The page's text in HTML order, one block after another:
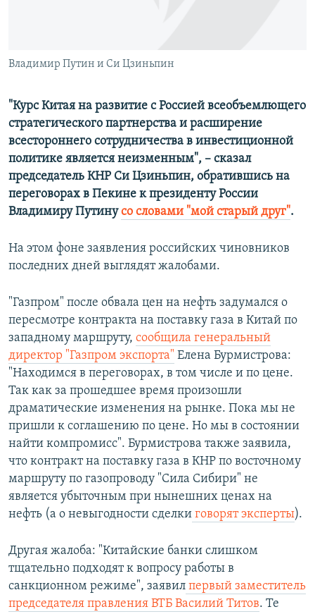
ЧИТАЕМ ПРЕССУ
Все сайты РСЕ/РС
Владимир Путин и Си Цзиньпин
"Курс Китая на развитие с Россией всеобъемлющего
стратегического партнерства и расширение
всестороннего сотрудничества в инвестиционной
политике является неизменным", – сказал
председатель КНР Си Цзиньпин, обратившись на
переговорах в Пекине к президенту России
Владимиру Путинусо словами "мой старый друг".
На этом фоне заявления российских чиновников
последних дней выглядят жалобами.
"Газпром" после обвала цен на нефть задумался о
пересмотре контракта на поставку газа в Китай по
западному маршруту, сообщила генеральный
директор "Газпром экспорта" Елена Бурмистрова:
"Находимся в переговорах, в том числе и по цене.
Так как за прошедшее время произошли
драматические изменения на рынке. Пока мы не
пришли к соглашению по цене. Но мы в состоянии
найти компромисс". Бурмистрова также заявила,
что контракт на поставку газа в КНР по восточному
маршруту по газопроводу "Сила Сибири" не
является убыточным при нынешних ценах на
нефть (а о невыгодности сделки говорят эксперты).
Другая жалоба: "Китайские банки слишком
тщательно подходят к вопросу работы в
санкционном режиме", заявил первый заместитель
председателя правления ВТБ Василий Титов. Те